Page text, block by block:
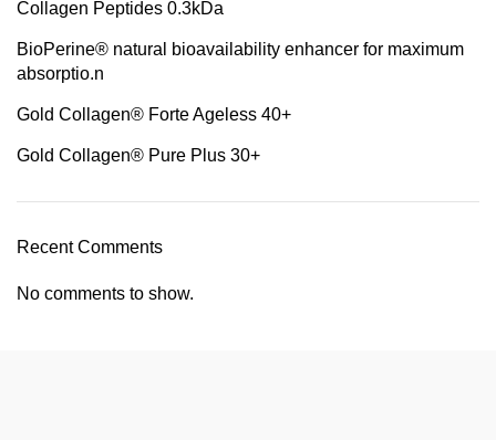
Collagen Peptides 0.3kDa
BioPerine®️ natural bioavailability enhancer for maximum
absorptio.n
Gold Collagen®️ Forte Ageless 40+
Gold Collagen®️ Pure Plus 30+
Recent Comments
No comments to show.